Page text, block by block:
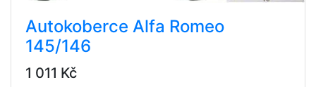
Autokoberce Alfa Romeo
145/146
1 011 Kč